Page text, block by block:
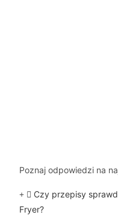
Poznaj odpowiedzi na
Czy przepisy
Fryer?